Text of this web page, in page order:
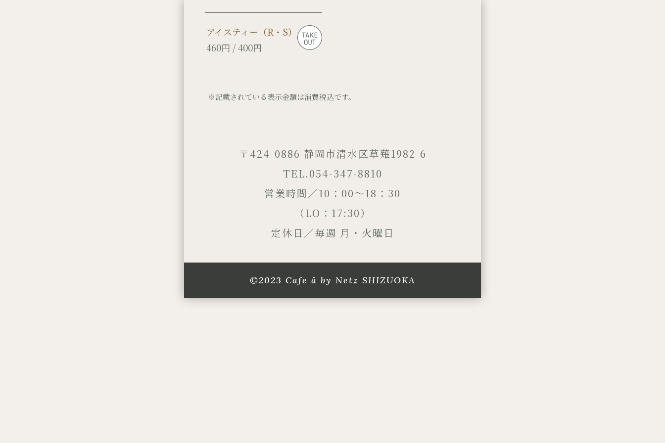
アイスティー（R・S）
460円 / 400円
※記載されている表示金額は消費税込です。
〒424-0886 静岡市清水区草薙1982-6
TEL.054-347-8810
営業時間／10：00～18：30
（LO：17:30）
定休日／毎週 月・火曜日
©2023 Cafe ä by Netz SHIZUOKA